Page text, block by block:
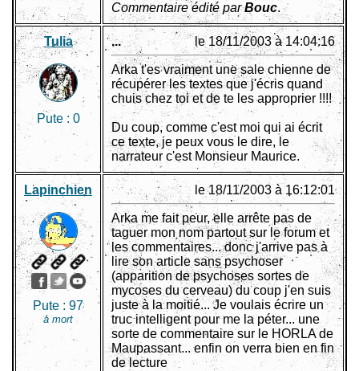
Commentaire édité parBouc.
Tulia
Pute : 0
... le 18/11/2003 à 14:04:16
Arka t'es vraiment une sale chienne de
récupérer les textes que j'écris quand
chuis chez toi et de te les approprier !!!!
Du coup, comme c'est moi qui ai écrit
ce texte, je peux vous le dire, le
narrateur c'est Monsieur Maurice.
Lapinchien
Pute : 97
à mort
le 18/11/2003 à 16:12:01
Arka me fait peur, elle arrête pas de
taguer mon nom partout sur le forum et
les commentaires... donc j'arrive pas à
lire son article sans psychoser
(apparition de psychoses sortes de
mycoses du cerveau) du coup j'en suis
juste à la moitié... Je voulais écrire un
truc intelligent pour me la péter... une
sorte de commentaire sur le HORLA de
Maupassant... enfin on verra bien en fin
de lecture